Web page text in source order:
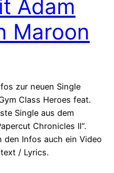
Adam
Maroon
zur neuen Single
Class Heroes feat.
Single aus dem
Chronicles II“.
den Infos auch ein Video
/ Lyrics.